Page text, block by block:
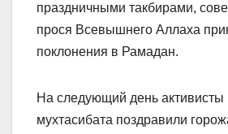
праздничными такбирами,
прося Всевышнего Аллаха
поклонения в Рамадан.
На следующий день
мухтасибата поздравили